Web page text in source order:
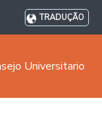
TRADUÇÃO
Universitario